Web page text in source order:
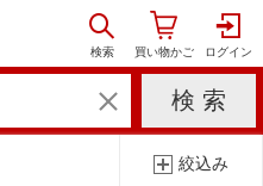
絞込み